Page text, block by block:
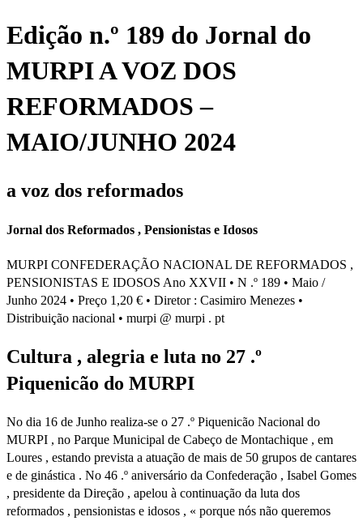
Edição n.º 189 do Jornal do
MURPI A VOZ DOS
REFORMADOS –
MAIO/JUNHO 2024
a voz dos reformados
Jornal dos Reformados , Pensionistas e Idosos
MURPI CONFEDERAÇÃO NACIONAL DE REFORMADOS ,
PENSIONISTAS E IDOSOS Ano XXVII • N .º 189 • Maio /
Junho 2024 • Preço 1,20 € • Diretor : Casimiro Menezes •
Distribuição nacional • murpi @ murpi . pt
Cultura , alegria e luta no 27 .º
Piquenicão do MURPI
No dia 16 de Junho realiza-se o 27 .º Piquenicão Nacional do
MURPI , no Parque Municipal de Cabeço de Montachique , em
Loures , estando prevista a atuação de mais de 50 grupos de cantares
e de ginástica . No 46 .º aniversário da Confederação , Isabel Gomes
, presidente da Direção , apelou à continuação da luta dos
reformados , pensionistas e idosos , « porque nós não queremos